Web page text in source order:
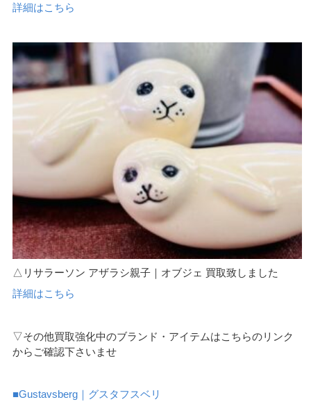
詳細はこちら
△リサラーソン アザラシ親子｜オブジェ 買取致しました
詳細はこちら
▽その他買取強化中のブランド・アイテムはこちらのリンク
からご確認下さいませ
■Gustavsberg｜グスタフスベリ